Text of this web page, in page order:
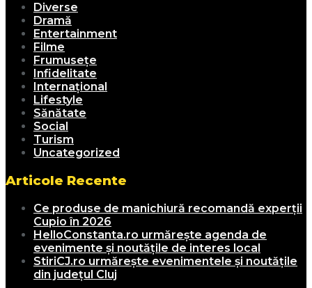
Diverse
Dramă
Entertainment
Filme
Frumusețe
Infidelitate
Internațional
Lifestyle
Sănătate
Social
Turism
Uncategorized
Articole Recente
Ce produse de manichiură recomandă experții
Cupio în 2026
HelloConstanta.ro urmărește agenda de
evenimente și noutățile de interes local
StiriCJ.ro urmărește evenimentele și noutățile
din județul Cluj